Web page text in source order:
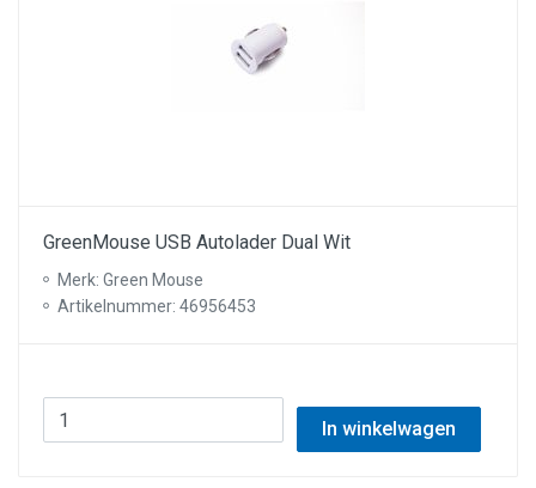
GreenMouse USB Autolader Dual Wit
Merk: Green Mouse
Artikelnummer: 46956453
In winkelwagen